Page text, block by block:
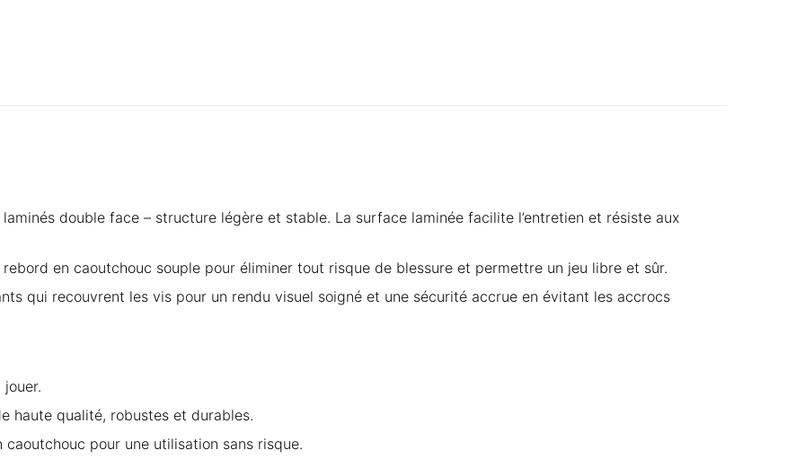
double face – structure légère et stable. La surface laminée facilite l’entretien et résiste aux
en caoutchouc souple pour éliminer tout risque de blessure et permettre un jeu libre et sûr.
qui recouvrent les vis pour un rendu visuel soigné et une sécurité accrue en évitant les accrocs
haute qualité, robustes et durables.
pour une utilisation sans risque.